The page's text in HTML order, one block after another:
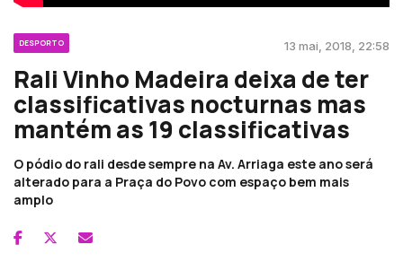
DESPORTO 13 mai, 2018, 22:58
Rali Vinho Madeira deixa de ter
classificativas nocturnas mas
mantém as 19 classificativas
O pódio do rali desde sempre na Av. Arriaga este ano será
alterado para a Praça do Povo com espaço bem mais
amplo